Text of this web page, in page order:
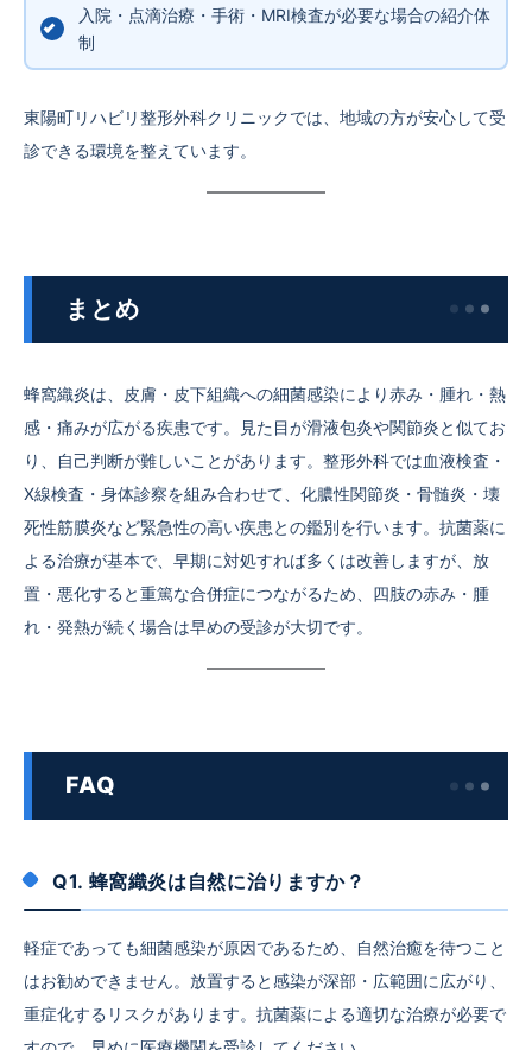
入院・点滴治療・手術・MRI検査が必要な場合の紹介体
制
東陽町リハビリ整形外科クリニックでは、地域の方が安心して受
診できる環境を整えています。
まとめ
蜂窩織炎は、皮膚・皮下組織への細菌感染により赤み・腫れ・熱
感・痛みが広がる疾患です。見た目が滑液包炎や関節炎と似てお
り、自己判断が難しいことがあります。整形外科では血液検査・
X線検査・身体診察を組み合わせて、化膿性関節炎・骨髄炎・壊
死性筋膜炎など緊急性の高い疾患との鑑別を行います。抗菌薬に
よる治療が基本で、早期に対処すれば多くは改善しますが、放
置・悪化すると重篤な合併症につながるため、四肢の赤み・腫
れ・発熱が続く場合は早めの受診が大切です。
FAQ
Q1. 蜂窩織炎は自然に治りますか？
軽症であっても細菌感染が原因であるため、自然治癒を待つこと
はお勧めできません。放置すると感染が深部・広範囲に広がり、
重症化するリスクがあります。抗菌薬による適切な治療が必要で